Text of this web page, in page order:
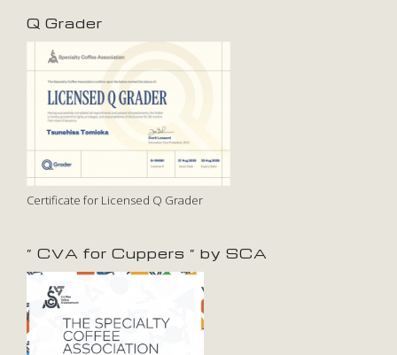
Q Grader
Certificate for Licensed Q Grader
” CVA for Cuppers ” by SCA